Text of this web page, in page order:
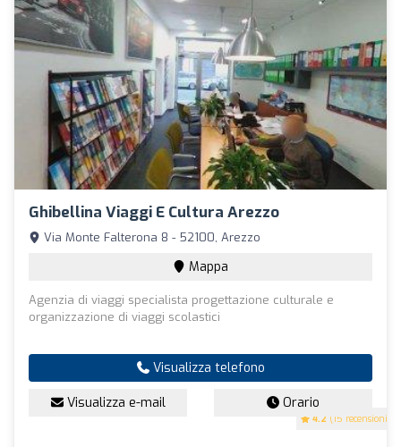
Ghibellina Viaggi E Cultura Arezzo
4.2 (15 recensioni)
Via Monte Falterona 8 - 52100, Arezzo
Mappa
Agenzia di viaggi specialista progettazione culturale e
organizzazione di viaggi scolastici
Visualizza telefono
Visualizza e-mail Orario